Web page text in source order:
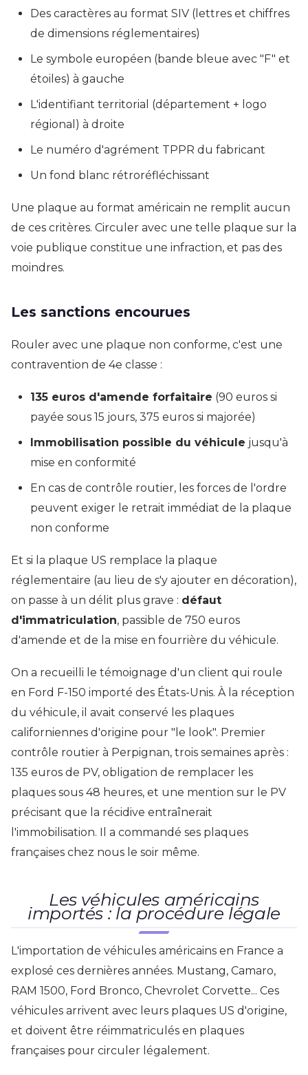
Des caractères au format SIV (lettres et chiffres
de dimensions réglementaires)
Le symbole européen (bande bleue avec "F" et
étoiles) à gauche
L'identifiant territorial (département + logo
régional) à droite
Le numéro d'agrément TPPR du fabricant
Un fond blanc rétroréfléchissant
Une plaque au format américain ne remplit aucun
de ces critères. Circuler avec une telle plaque sur la
voie publique constitue une infraction, et pas des
moindres.
Les sanctions encourues
Rouler avec une plaque non conforme, c'est une
contravention de 4e classe :
135 euros d'amende forfaitaire (90 euros si
payée sous 15 jours, 375 euros si majorée)
Immobilisation possible du véhicule jusqu'à
mise en conformité
En cas de contrôle routier, les forces de l'ordre
peuvent exiger le retrait immédiat de la plaque
non conforme
Et si la plaque US remplace la plaque
réglementaire (au lieu de s'y ajouter en décoration),
on passe à un délit plus grave : défaut
d'immatriculation, passible de 750 euros
d'amende et de la mise en fourrière du véhicule.
On a recueilli le témoignage d'un client qui roule
en Ford F-150 importé des États-Unis. À la réception
du véhicule, il avait conservé les plaques
californiennes d'origine pour "le look". Premier
contrôle routier à Perpignan, trois semaines après :
135 euros de PV, obligation de remplacer les
plaques sous 48 heures, et une mention sur le PV
précisant que la récidive entraînerait
l'immobilisation. Il a commandé ses plaques
françaises chez nous le soir même.
Les véhicules américains
importés : la procédure légale
L'importation de véhicules américains en France a
explosé ces dernières années. Mustang, Camaro,
RAM 1500, Ford Bronco, Chevrolet Corvette... Ces
véhicules arrivent avec leurs plaques US d'origine,
et doivent être réimmatriculés en plaques
françaises pour circuler légalement.